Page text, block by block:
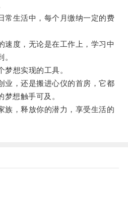
生活中，每个月缴纳一定的费
度，无论是在工作上，学习中
想实现的工具。
，还是搬进心仪的首房，它都
想触手可及。
，释放你的潜力，享受生活的